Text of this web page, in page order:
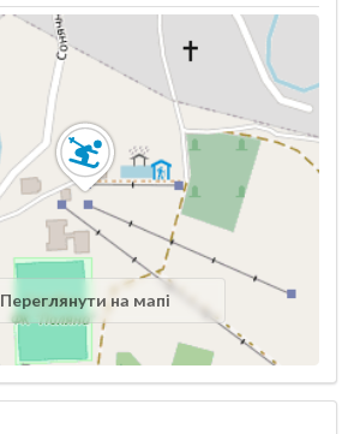
Переглянути на мапі